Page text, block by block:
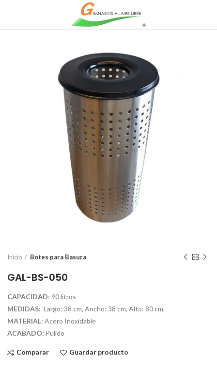
Inicio Botes para Basura
GAL-BS-050
CAPACIDAD: 90 litros
MEDIDAS: Largo: 38 cm, Ancho: 38 cm, Alto: 80 cm.
MATERIAL: Acero Inoxidable
ACABADO: Pulido
Comparar Guardar producto